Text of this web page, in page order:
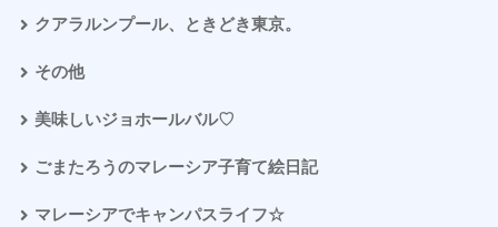
クアラルンプール、ときどき東京。
その他
美味しいジョホールバル♡
ごまたろうのマレーシア子育て絵日記
マレーシアでキャンパスライフ☆